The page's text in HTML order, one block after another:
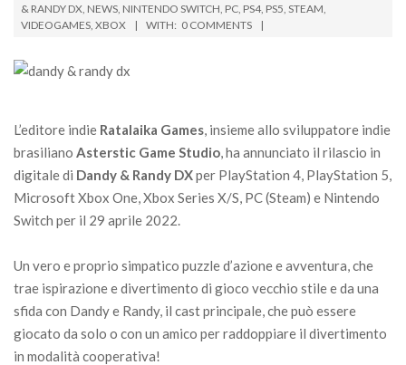
& RANDY DX NEWS NINTENDO SWITCH PC PS4, PS5 STEAM
VIDEOGAMES XBOX WITH: 0 COMMENTS
L’editore indie Ratalaika Games, insieme allo sviluppatore indie
brasiliano Asterstic Game Studio, ha annunciato il rilascio in
digitale di Dandy & Randy DXper PlayStation 4, PlayStation 5,
Microsoft Xbox One, Xbox Series X/S, PC (Steam) e Nintendo
Switch per il 29 aprile 2022.
Un vero e proprio simpatico puzzle d’azione e avventura, che
trae ispirazione e divertimento di gioco vecchio stile e da una
sfida con Dandy e Randy, il cast principale, che può essere
giocato da solo o con un amico per raddoppiare il divertimento
in modalità cooperativa!